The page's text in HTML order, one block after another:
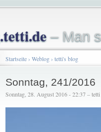
– Man
Startseite› Weblog› tetti's blog
Sonntag, 241/2016
Sonntag, 28. August 2016 - 22:37 – tetti